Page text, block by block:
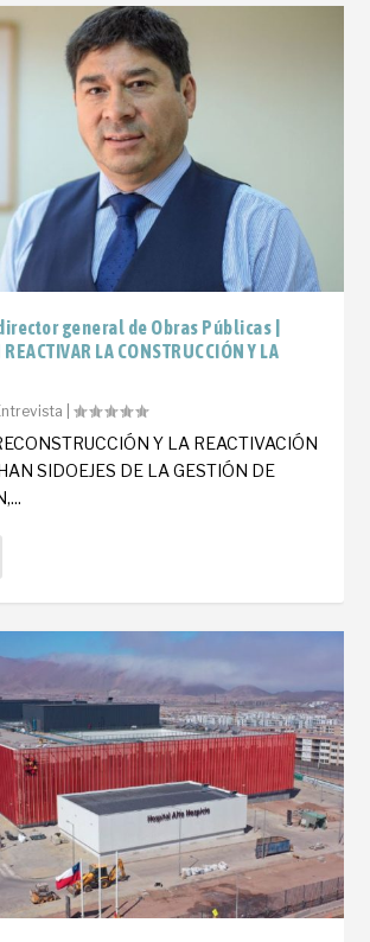
general de Obras Públicas |
REACTIVAR LA CONSTRUCCIÓN Y LA
|
Y LA REACTIVACIÓN
SIDOEJES DE LA GESTIÓN DE